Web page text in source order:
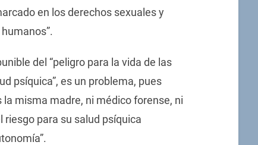
en los derechos sexuales y
del “peligro para la vida de las
psíquica”, es un problema, pues
misma madre, ni médico forense, ni
para su salud psíquica